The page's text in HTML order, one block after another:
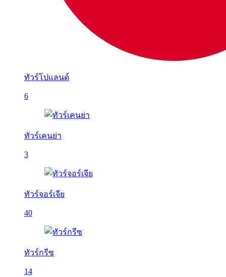
ทัวร์โปแลนด์
6
ทัวร์เคนย่า
3
ทัวร์จอร์เจีย
40
ทัวร์กรีซ
14